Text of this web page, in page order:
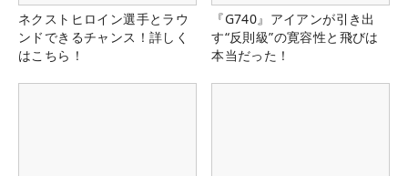
ネクストヒロイン選手とラウ
ンドできるチャンス！詳しく
はこちら！
『G740』アイアンが引き出
す“反則級”の寛容性と飛びは
本当だった！